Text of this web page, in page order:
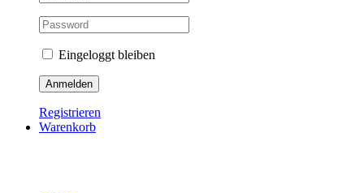
Eingeloggt bleiben
Registrieren
Warenkorb